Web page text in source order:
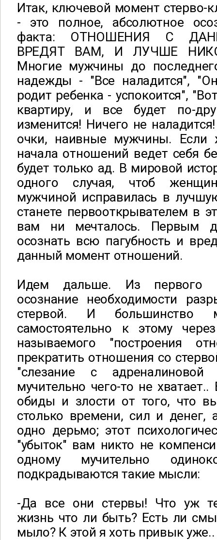
Итак, ключевой момент стерво-
- это полное, абсолютное
факта: ОТНОШЕНИЯ С
ВРЕДЯТ ВАМ, И ЛУЧШЕ
Многие мужчины до
надежды - "Все наладится",
родит ребенка - успокоится",
квартиру, и все будет по-
изменится! Ничего не
очки, наивные мужчины. Если
начала отношений ведет себя
будет только ад. В мировой
одного случая, чтоб
мужчиной исправилась в
станете первооткрывателем в
вам ни мечталось. Первым
осознать всю пагубность и
данный момент отношений.
Идем дальше. Из первого
осознание необходимости
стервой. И большинство
самостоятельно к этому
называемого "построения
прекратить отношения со
"слезание с адреналиновой
мучительно чего-то не
обиды и злости от того, что
столько времени, сил и денег,
одно дерьмо; этот
"убыток" вам никто не
одному мучительно
подкрадываются такие мысли:
-Да все они стервы! Что уж
жизнь что ли быть? Есть ли
мыло? К этой я хоть привык уже..